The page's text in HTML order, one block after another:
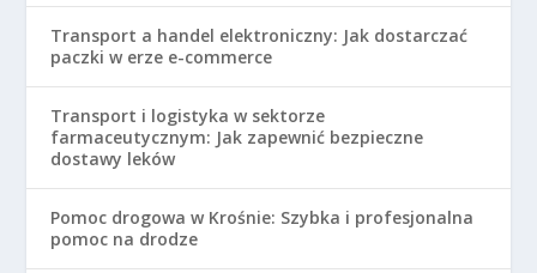
Transport a handel elektroniczny: Jak dostarczać
paczki w erze e-commerce
Transport i logistyka w sektorze
farmaceutycznym: Jak zapewnić bezpieczne
dostawy leków
Pomoc drogowa w Krośnie: Szybka i profesjonalna
pomoc na drodze